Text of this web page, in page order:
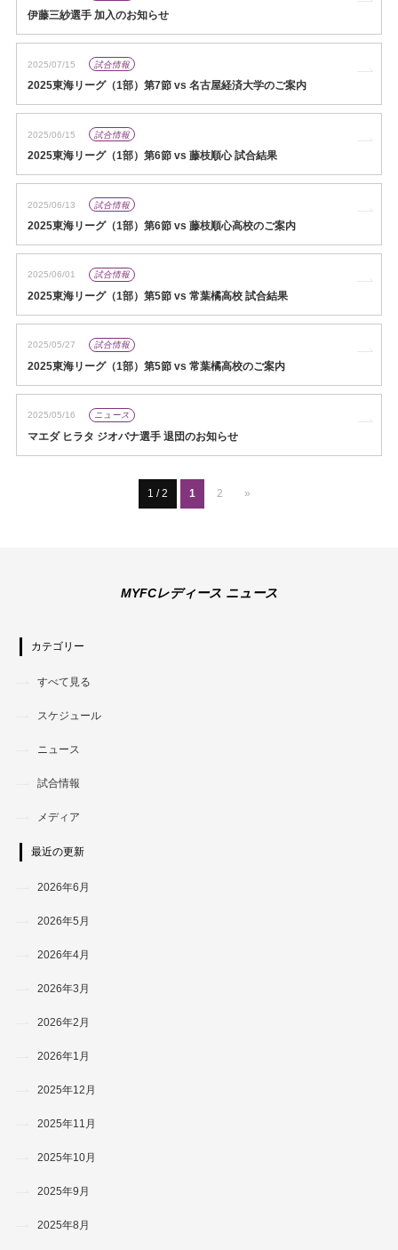
伊藤三紗選手 加入のお知らせ
2025/07/15 試合情報
2025東海リーグ（1部）第7節 vs 名古屋経済大学のご案内
2025/06/15 試合情報
2025東海リーグ（1部）第6節 vs 藤枝順心 試合結果
2025/06/13 試合情報
2025東海リーグ（1部）第6節 vs 藤枝順心高校のご案内
2025/06/01 試合情報
2025東海リーグ（1部）第5節 vs 常葉橘高校 試合結果
2025/05/27 試合情報
2025東海リーグ（1部）第5節 vs 常葉橘高校のご案内
2025/05/16 ニュース
マエダ ヒラタ ジオバナ選手 退団のお知らせ
1 / 2 1 2 »
MYFCレディース ニュース
カテゴリー
すべて見る
スケジュール
ニュース
試合情報
メディア
最近の更新
2026年6月
2026年5月
2026年4月
2026年3月
2026年2月
2026年1月
2025年12月
2025年11月
2025年10月
2025年9月
2025年8月